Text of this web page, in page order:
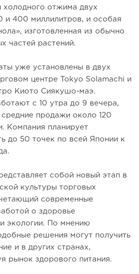
холодного отжима двух
и 400 миллилитров, и особая
изготовленная из обычно
частей растений.
уже установлены в двух
центре Tokyo Solamachi и
Киото Сиякушо-маэ.
с 10 утра до 9 вечера,
продажи около 120
Компания планирует
до 50 точек по всей Японии к
собой новый этап в
культуры торговых
современные
о здоровье
экологии. По мнению
решения могут получить
и в других странах,
рынок здорового питания.